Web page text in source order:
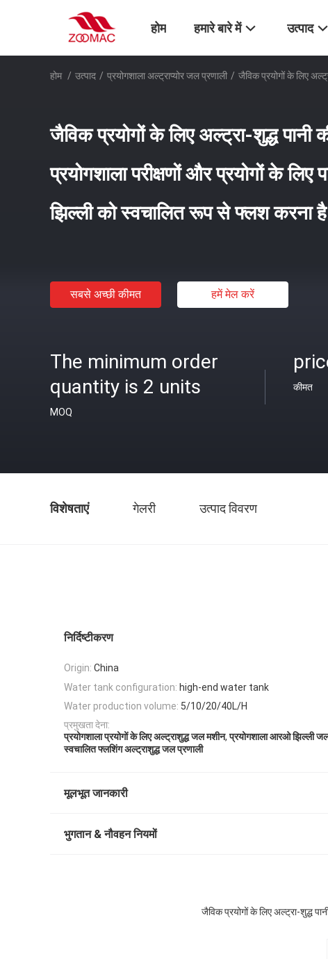
होम हमारे बारे में उत्पाद
होम / उत्पाद / प्रयोगशाला अल्ट्राप्योर जल प्रणाली / जैविक प्रयोगों के लिए
जैविक प्रयोगों के लिए अल्ट्रा-शुद्ध पानी
प्रयोगशाला परीक्षणों और प्रयोगों के लिए
झिल्ली को स्वचालित रूप से फ्लश करना
सबसे अच्छी कीमत हमें मेल करें
The minimum order
quantity is 2 units
MOQ
कीमत
विशेषताएं गेलरी उत्पाद विवरण
निर्दिष्टीकरण
Origin: China
Water tank configuration: high-end water tank
Water production volume: 5/10/20/40L/H
प्रमुखता देना:
प्रयोगशाला प्रयोगों के लिए अल्ट्राशुद्ध जल मशीन,प्रयोगशाला आरओ झिल्ली
स्वचालित फ्लशिंग अल्ट्राशुद्ध जल प्रणाली
मूलभूत जानकारी
भुगतान & नौवहन नियमों
जैविक प्रयोगों के लिए अल्ट्रा-शुद्ध